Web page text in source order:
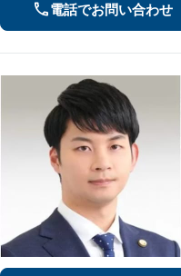
電話でお問い合わせ